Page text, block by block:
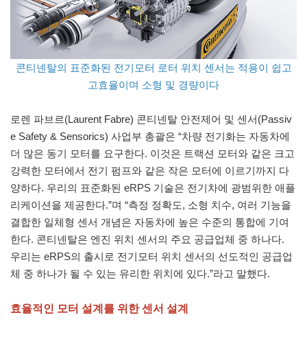
콘티넨탈의 표준화된 전기모터 로터 위치 센서는 적용이 쉽고
고효율이며 소형 및 경량이다
로렌 파브르(Laurent Fabre) 콘티넨탈 안전제어 및 센서(Passiv
e Safety & Sensorics) 사업부 총괄은 “차량 전기화는 자동차에
더 많은 동기 모터를 요구한다. 이것은 트랙션 모터와 같은 크고
강력한 모터에서 전기 펌프와 같은 작은 모터에 이르기까지 다
양하다. 우리의 표준화된 eRPS 기술은 전기차에 광범위한 애플
리케이션을 제공한다.”며 “측정 정확도, 소형 치수, 여러 기능을
결합한 일체형 센서 개념은 자동차에 높은 수준의 통합에 기여
한다. 콘티넨탈은 엔진 위치 센서의 주요 공급업체 중 하나다.
우리는 eRPS의 출시로 전기모터 위치 센서의 선도적인 공급업
체 중 하나가 될 수 있는 유리한 위치에 있다.”라고 말했다.
효율적인 모터 설계를 위한 센서 설계